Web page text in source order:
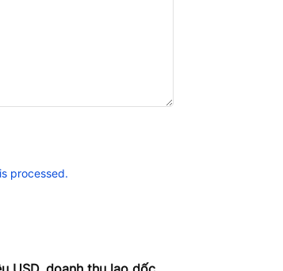
processed.